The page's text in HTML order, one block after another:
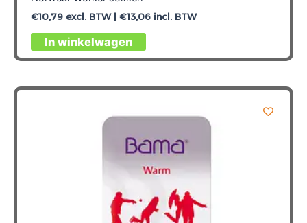
€10,79excl. BTW | €13,06incl. BTW
In winkelwagen
Dit
product
meerdere
Deze
kan
gekozen
op
de